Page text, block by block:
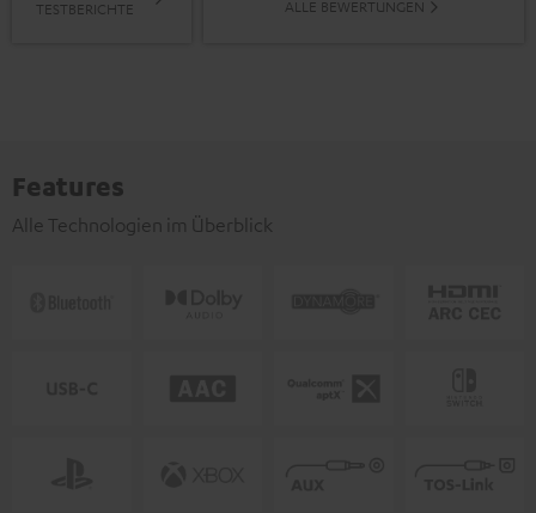
TESTBERICHTE
ALLE BEWERTUNGEN
Features
Alle Technologien im Überblick